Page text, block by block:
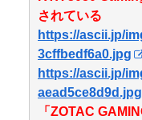
されている
https://ascii.jp/
3cffbedf6a0.jpg
https://ascii.jp/
aead5ce8d9d.jpg
「ZOTAC